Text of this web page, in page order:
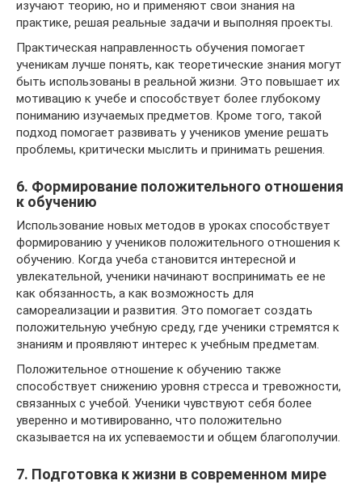
изучают теорию, но и применяют свои знания на
практике, решая реальные задачи и выполняя проекты.
Практическая направленность обучения помогает
ученикам лучше понять, как теоретические знания могут
быть использованы в реальной жизни. Это повышает их
мотивацию к учебе и способствует более глубокому
пониманию изучаемых предметов. Кроме того, такой
подход помогает развивать у учеников умение решать
проблемы, критически мыслить и принимать решения.
6. Формирование положительного отношения
к обучению
Использование новых методов в уроках способствует
формированию у учеников положительного отношения к
обучению. Когда учеба становится интересной и
увлекательной, ученики начинают воспринимать ее не
как обязанность, а как возможность для
самореализации и развития. Это помогает создать
положительную учебную среду, где ученики стремятся к
знаниям и проявляют интерес к учебным предметам.
Положительное отношение к обучению также
способствует снижению уровня стресса и тревожности,
связанных с учебой. Ученики чувствуют себя более
уверенно и мотивированно, что положительно
сказывается на их успеваемости и общем благополучии.
7. Подготовка к жизни в современном мире